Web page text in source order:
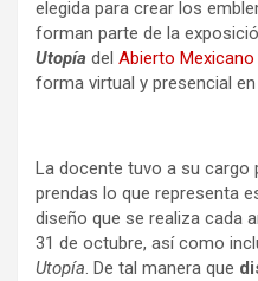
elegida para crear los
forman parte de la
Utopía del Abierto Mexicano
forma virtual y presencial
La docente tuvo a su cargo
prendas lo que representa
diseño que se realiza cada
31 de octubre, así como
Utopía. De tal manera que